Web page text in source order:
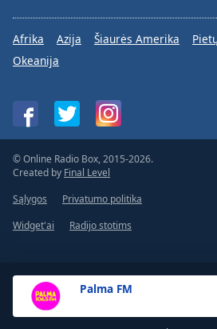
Palma FM
Afrika Azija Šiaurės Amerika
Okeanija
© Online Radio Box, 2015-2026.
Created by Final Level
Sąlygos
Privatumo politika
Widget'ai
Radijo stotims